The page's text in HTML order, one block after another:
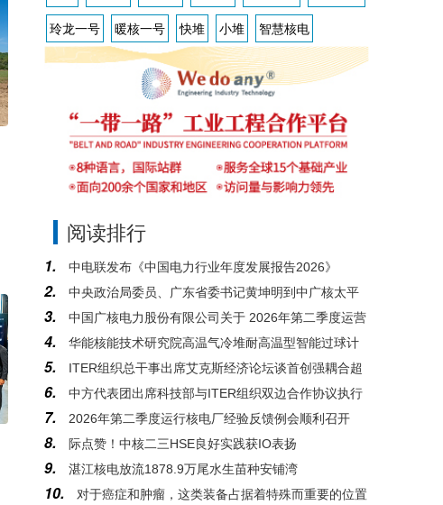
玲龙一号
暖核一号 快堆 小堆 智慧核电
阅读排行
1. 中电联发布《中国电力行业年度发展报告2026》
2.
中央政治局委员、广东省委书记黄坤明到中广核太平
岭核电基地调研
3.
中国广核电力股份有限公司关于 2026年第二季度运营
情况的公告
4.
华能核能技术研究院高温气冷堆耐高温型智能过球计
数器系统研发与应用通过科技成果鉴定
5.
ITER组织总干事出席艾克斯经济论坛谈首创强耦合超
大型工程的复杂性管控
6.
中方代表团出席科技部与ITER组织双边合作协议执行
情况2026年度会议
7. 2026年第二季度运行核电厂经验反馈例会顺利召开
8. 际点赞！中核二三HSE良好实践获IO表扬
9. 湛江核电放流1878.9万尾水生苗种安铺湾
10. 对于癌症和肿瘤，这类装备占据着特殊而重要的位置